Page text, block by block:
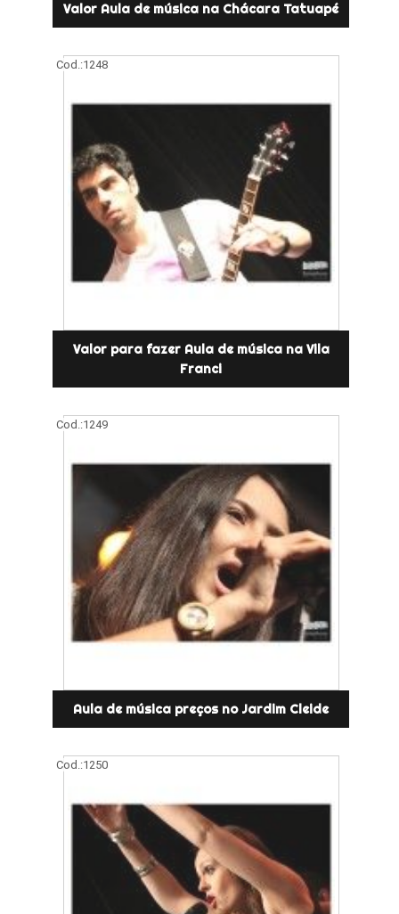
Valor Aula de música na Chácara Tatuapé
Cod.:1248
Valor para fazer Aula de música na Vila
Franci
Cod.:1249
Aula de música preços no Jardim Cleide
Cod.:1250